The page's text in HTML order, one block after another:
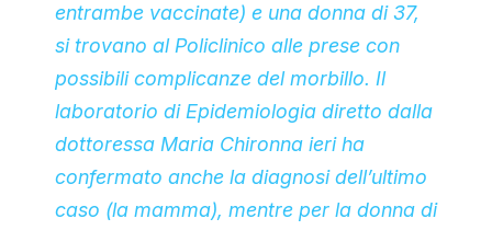
entrambe vaccinate) e una donna di 37,
si trovano al Policlinico alle prese con
possibili complicanze del morbillo. Il
laboratorio di Epidemiologia diretto dalla
dottoressa Maria Chironna ieri ha
confermato anche la diagnosi dell’ultimo
caso (la mamma), mentre per la donna di